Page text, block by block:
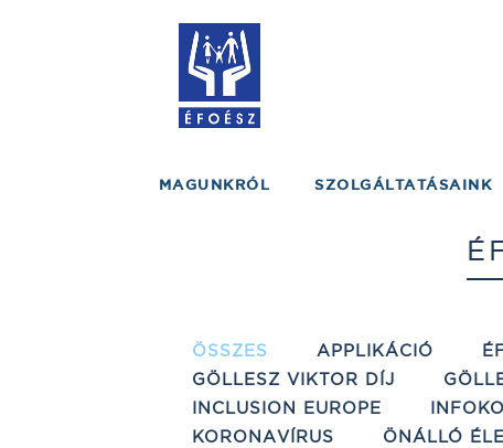
MAGUNKRÓL SZOLGÁLTATÁSAINK
ÖSSZES APPLIKÁCIÓ
GÖLLESZ VIKTOR DÍJ
INCLUSION EUROPE
KORONAVÍRUS
ÖNÁLLÓ